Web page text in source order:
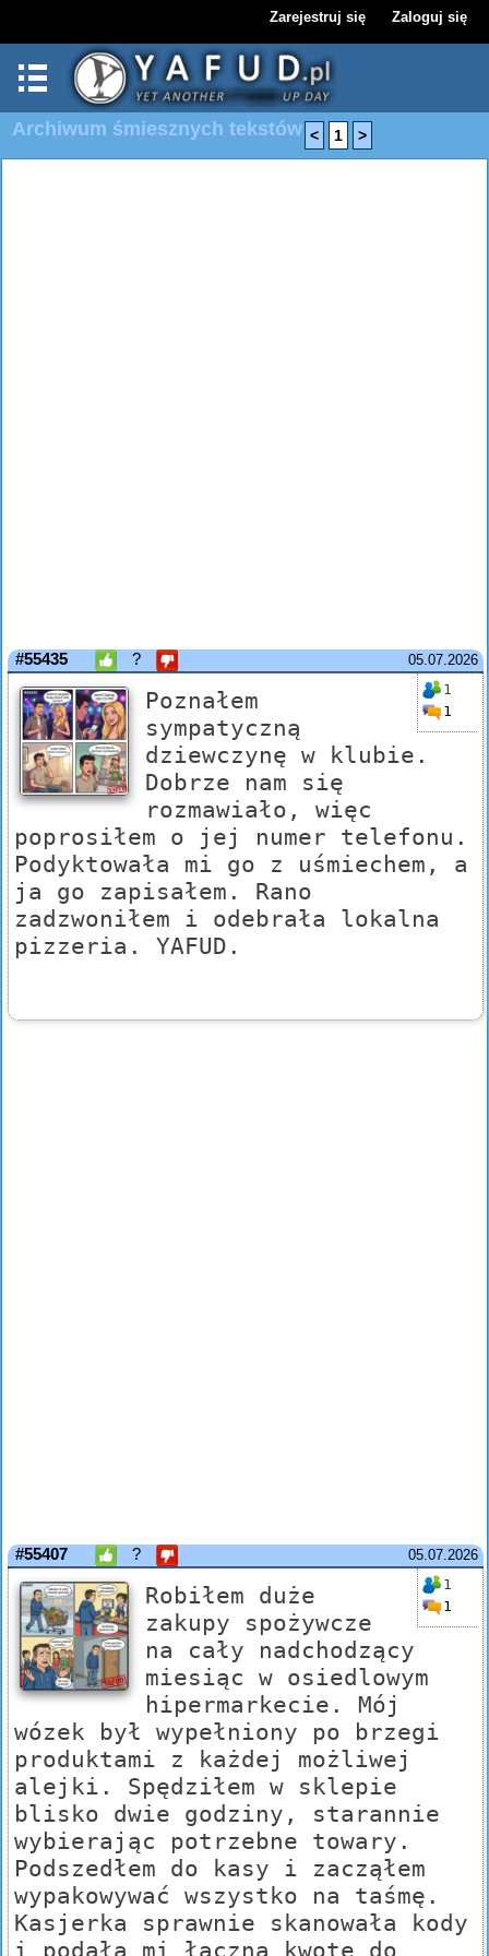
Zarejestruj się Zaloguj się
Archiwum śmiesznych tekstów < 1 >
05.07.2026
#55435 ?
1
1
Poznałem
sympatyczną
dziewczynę w klubie.
Dobrze nam się
rozmawiało, więc
poprosiłem o jej numer telefonu.
Podyktowała mi go z uśmiechem, a
ja go zapisałem. Rano
zadzwoniłem i odebrała lokalna
pizzeria. YAFUD.
05.07.2026
#55407 ?
1
1
Robiłem duże
zakupy spożywcze
na cały nadchodzący
miesiąc w osiedlowym
hipermarkecie. Mój
wózek był wypełniony po brzegi
produktami z każdej możliwej
alejki. Spędziłem w sklepie
blisko dwie godziny, starannie
wybierając potrzebne towary.
Podszedłem do kasy i zacząłem
wypakowywać wszystko na taśmę.
Kasjerka sprawnie skanowała kody
i podała mi łączną kwotę do